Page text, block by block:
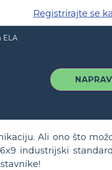
Registrirajte se
ELA
Ali ono što
industrijski